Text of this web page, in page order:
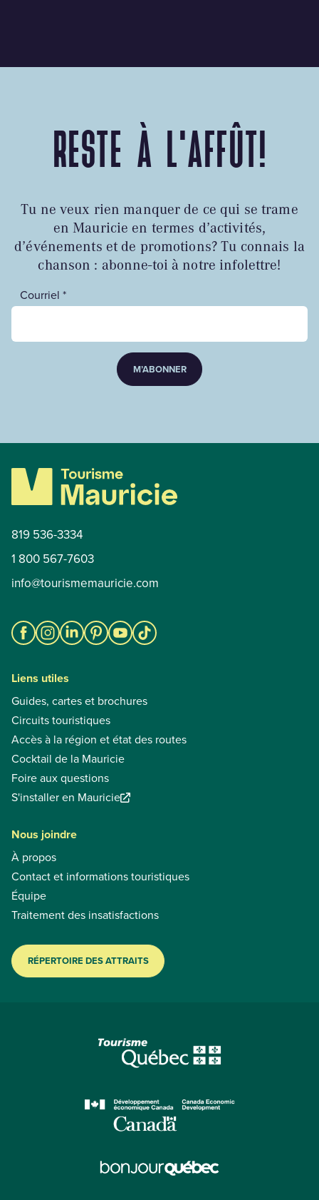
RESTE À L'AFFÛT!
Tu ne veux rien manquer de ce qui se trame
en Mauricie en termes d’activités,
d’événements et de promotions? Tu connais la
chanson : abonne-toi à notre infolettre!
Courriel *
M’ABONNER
819 536-3334
1 800 567-7603
info@tourismemauricie.com
Liens utiles
Guides, cartes et brochures
Circuits touristiques
Accès à la région et état des routes
Cocktail de la Mauricie
Foire aux questions
S'installer en Mauricie
Nous joindre
À propos
Contact et informations touristiques
Équipe
Traitement des insatisfactions
RÉPERTOIRE DES ATTRAITS